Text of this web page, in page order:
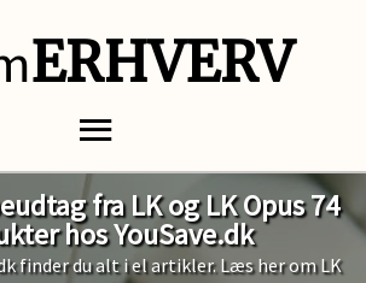
ERHVERV
fra LK og LK Opus 74
hos YouSave.dk
finder du alt i el artikler. Læs her om LK